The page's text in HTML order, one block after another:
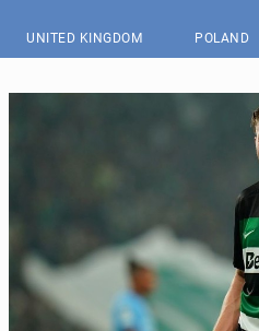
UNITED KINGDOM POLAND